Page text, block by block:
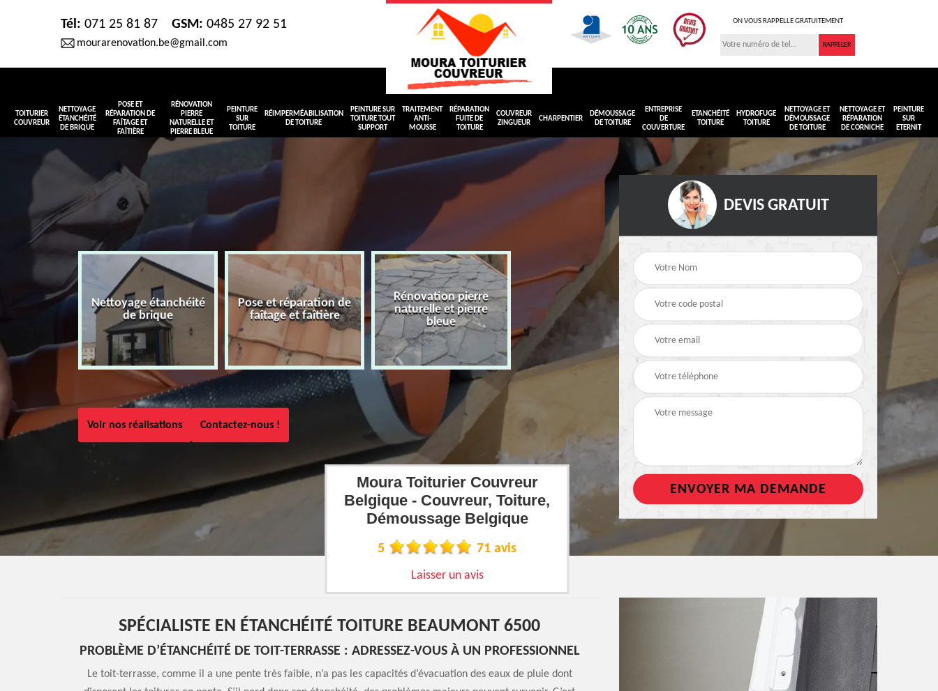
Tél: 071 25 81 87 GSM: 0485 27 92 51
mourarenovation.be@gmail.com
ON VOUS RAPPELLE GRATUITEMENT
TOITURIER
COUVREUR
NETTOYAGE
ÉTANCHÉITÉ
DE BRIQUE
POSE ET
RÉPARATION DE
FAÎTAGE ET
FAÎTIÈRE
RÉNOVATION
PIERRE
NATURELLE ET
PIERRE BLEUE
PEINTURE
SUR
TOITURE
RÉIMPERMÉABILISATION
DE TOITURE
PEINTURE SUR
TOITURE TOUT
SUPPORT
TRAITEMENT
ANTI-
MOUSSE
RÉPARATION
FUITE DE
TOITURE
COUVREUR
ZINGUEUR
CHARPENTIER
DÉMOUSSAGE
DE TOITURE
ENTREPRISE
DE
COUVERTURE
ETANCHÉITÉ
TOITURE
HYDROFUGE
TOITURE
NETTOYAGE ET
DÉMOUSSAGE
DE TOITURE
NETTOYAGE ET
RÉPARATION
DE CORNICHE
PEINTURE
SUR
ETERNIT
Nettoyage étanchéité
de brique
Pose et réparation de
faîtage et faîtière
Rénovation pierre
naturelle et pierre
bleue
Peinture sur toiture
Réimperméabilisation
Peinture sur toiture
tout support
Voir nos réalisations Contactez-nous !
DEVIS GRATUIT
Moura Toiturier Couvreur
Belgique - Couvreur, Toiture,
Démoussage Belgique
5 71 avis
Laisser un avis
SPÉCIALISTE EN ÉTANCHÉITÉ TOITURE BEAUMONT 6500
PROBLÈME D’ÉTANCHÉITÉ DE TOIT-TERRASSE : ADRESSEZ-VOUS À UN PROFESSIONNEL
Le toit-terrasse, comme il a une pente très faible, n’a pas les capacités d’évacuation des eaux de pluie dont